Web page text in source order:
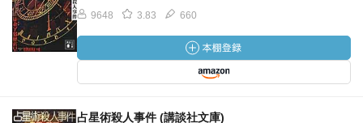
9648 3.83 660
占星術殺人事件 (講談社文庫)